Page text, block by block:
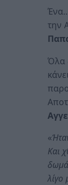
την
Όλα
«
Και
λίγο